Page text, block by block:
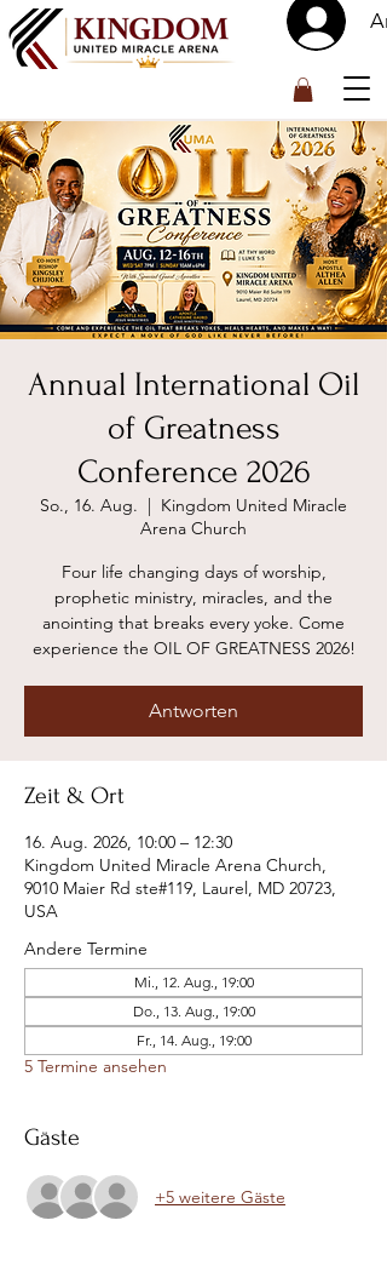
Annual International Oil
of Greatness
Conference 2026
So., 16. Aug.
Kingdom United Miracle
Arena Church
Four life changing days of worship,
prophetic ministry, miracles, and the
anointing that breaks every yoke. Come
experience the OIL OF GREATNESS 2026!
Antworten
Zeit & Ort
16. Aug. 2026, 10:00 – 12:30
Kingdom United Miracle Arena Church,
9010 Maier Rd ste#119, Laurel, MD 20723,
USA
Andere Termine
Mi., 12. Aug., 19:00
Do., 13. Aug., 19:00
Fr., 14. Aug., 19:00
5 Termine ansehen
Gäste
+5 weitere Gäste